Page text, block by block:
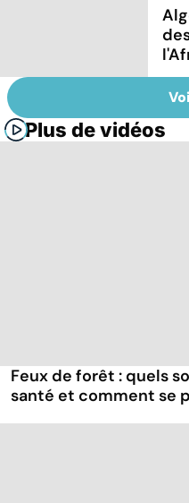
Plus de vidéos
Feux de forêt : quels
santé et comment se